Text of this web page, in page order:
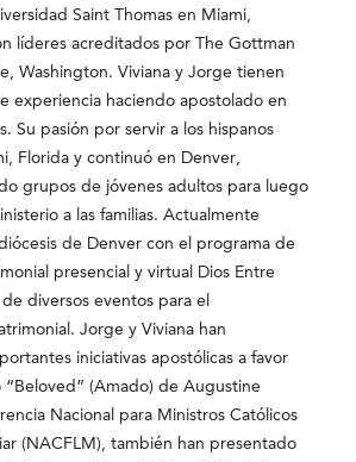
Saint Thomas en Miami,
líderes acreditados por The Gottman
Washington. Viviana y Jorge tienen
experiencia haciendo apostolado en
Su pasión por servir a los hispanos
Florida y continuó en Denver,
grupos de jóvenes adultos para luego
a las familias. Actualmente
de Denver con el programa de
presencial y virtual Dios Entre
diversos eventos para el
Jorge y Viviana han
iniciativas apostólicas a favor
“Beloved” (Amado) de Augustine
Nacional para Ministros Católicos
(NACFLM), también han presentado